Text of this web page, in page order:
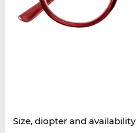
Size, diopter and availability